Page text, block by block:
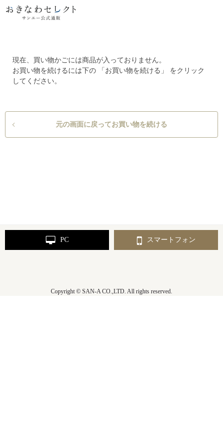
現在、買い物かごには商品が入っておりません。
お買い物を続けるには下の 「お買い物を続ける」 をクリック
してください。
元の画面に戻ってお買い物を続ける
PC スマートフォン
Copyright © SAN-A CO.,LTD. All rights reserved.